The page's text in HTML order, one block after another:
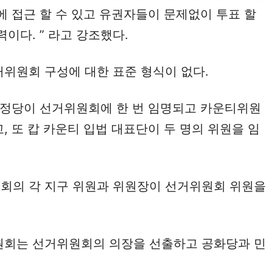
접근 할 수 있고 유권자들이 문제없이 투표 할
이다. ” 라고 강조했다.
원회 구성에 대한 표준 형식이 없다.
당이 선거위원회에 한 번 임명되고 카운티위원
또 캅 카운티 입법 대표단이 두 명의 위원을 임
의 각 지구 위원과 위원장이 선거위원회 위원을
는 선거위원회의 의장을 선출하고 공화당과 민